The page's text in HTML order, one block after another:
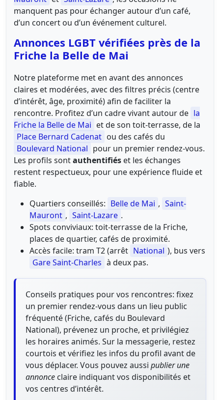
manquent pas pour échanger autour d’un café,
d’un concert ou d’un événement culturel.
Annonces LGBT vérifiées près de la
Friche la Belle de Mai
Notre plateforme met en avant des annonces
claires et modérées, avec des filtres précis (centre
d’intérêt, âge, proximité) afin de faciliter la
rencontre. Profitez d’un cadre vivant autour de la
Friche la Belle de Mai et de son toit-terrasse, de la
Place Bernard Cadenat ou des cafés du
Boulevard National pour un premier rendez-vous.
Les profils sontauthentifiés et les échanges
restent respectueux, pour une expérience fluide et
fiable.
Quartiers conseillés: Belle de Mai , Saint-
Mauront , Saint-Lazare .
Spots conviviaux: toit-terrasse de la Friche,
places de quartier, cafés de proximité.
Accès facile: tram T2 (arrêt National ), bus vers
Gare Saint-Charles à deux pas.
Conseils pratiques pour vos rencontres: fixez
un premier rendez-vous dans un lieu public
fréquenté (Friche, cafés du Boulevard
National), prévenez un proche, et privilégiez
les horaires animés. Sur la messagerie, restez
courtois et vérifiez les infos du profil avant de
vous déplacer. Vous pouvez aussi publier une
annonce claire indiquant vos disponibilités et
vos centres d’intérêt.